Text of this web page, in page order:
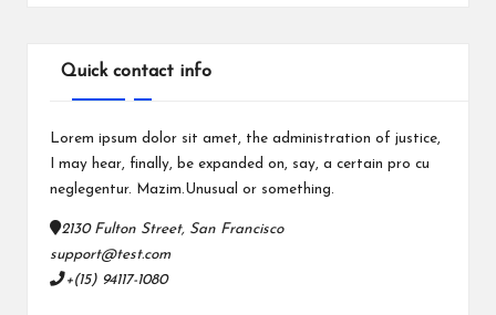
Quick contact info
Lorem ipsum dolor sit amet, the administration of justice,
I may hear, finally, be expanded on, say, a certain pro cu
neglegentur.
Mazim.Unusual or something.
2130 Fulton Street, San Francisco
support@test.com
+(15) 94117-1080